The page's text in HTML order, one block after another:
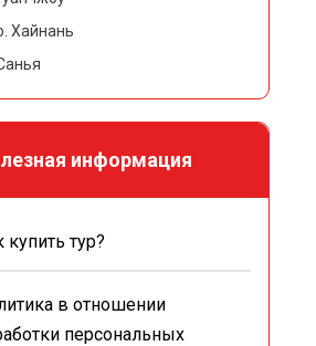
Хайнань
информация
купить тур?
в отношении
персональных